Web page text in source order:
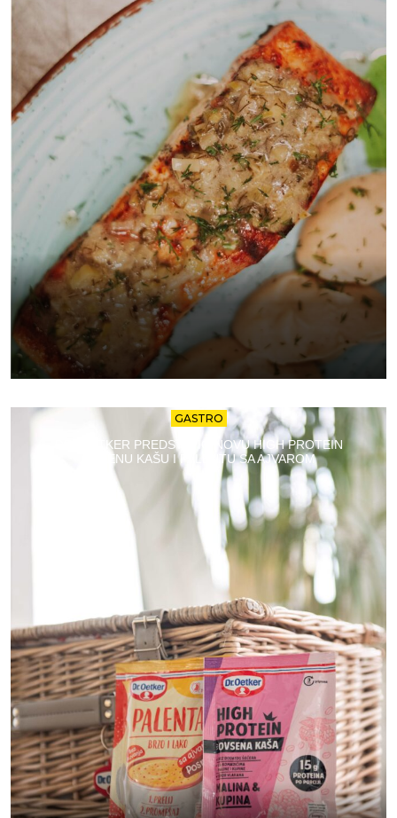
GASTRO
DR. OETKER PREDSTAVIO NOVU HIGH PROTEIN
OVSENU KAŠU I PALENTU SA AJVAROM